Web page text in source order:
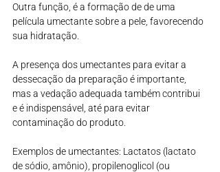
Outra função, é a formação de de uma
película umectante sobre a pele, favorecendo
sua hidratação.
A presença dos umectantes para evitar a
dessecação da preparação é importante,
mas a vedação adequada também contribui
e é indispensável, até para evitar
contaminação do produto.
Exemplos de umectantes: Lactatos (lactato
de sódio, amônio), propilenoglicol (ou